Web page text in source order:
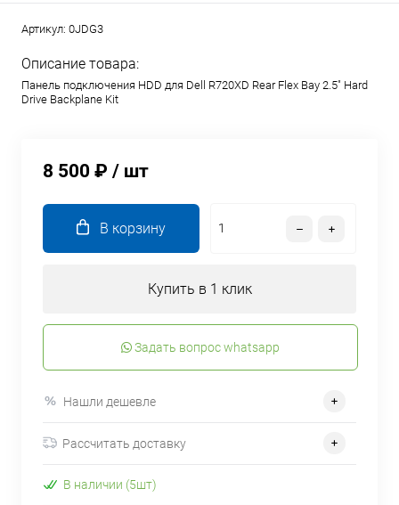
Артикул: 0JDG3
Описание товара:
Панель подключения HDD для Dell R720XD Rear Flex Bay 2.5" Hard
Drive Backplane Kit
8 500 ₽ / шт
В корзину
Купить в 1 клик
Задать вопрос whatsapp
Нашли дешевле
Рассчитать доставку
В наличии (5шт)